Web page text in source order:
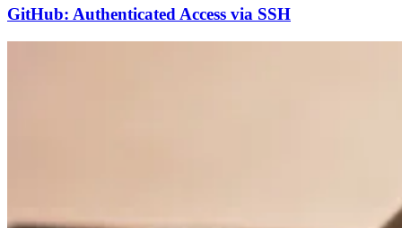
GitHub: Authenticated Access via SSH